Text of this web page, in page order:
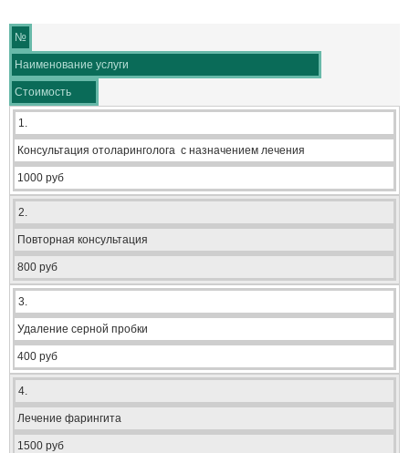
№
Наименование услуги
Стоимость
1.
Консультация отоларинголога с назначением лечения
1000 руб
2.
Повторная консультация
800 руб
3.
Удаление серной пробки
400 руб
4.
Лечение фарингита
1500 руб